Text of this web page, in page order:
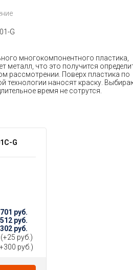
многокомпонентного пластика,
металл, что это получится
рассмотрении. Поверх пластика по
технологии наносят краску.
время не сотрутся.
G
руб.
руб.
руб.
25 руб. )
300 руб. )